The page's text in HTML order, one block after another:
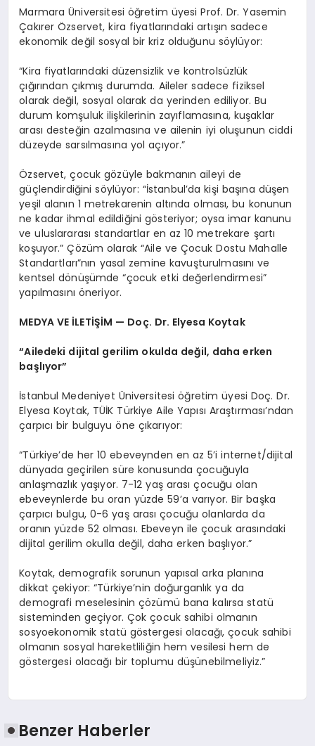
Marmara Üniversitesi öğretim üyesi Prof. Dr. Yasemin
Çakırer Özservet, kira fiyatlarındaki artışın sadece
ekonomik değil sosyal bir kriz olduğunu söylüyor:
“Kira fiyatlarındaki düzensizlik ve kontrolsüzlük
çığırından çıkmış durumda. Aileler sadece fiziksel
olarak değil, sosyal olarak da yerinden ediliyor. Bu
durum komşuluk ilişkilerinin zayıflamasına, kuşaklar
arası desteğin azalmasına ve ailenin iyi oluşunun ciddi
düzeyde sarsılmasına yol açıyor.”
Özservet, çocuk gözüyle bakmanın aileyi de
güçlendirdiğini söylüyor: “İstanbul’da kişi başına düşen
yeşil alanın 1 metrekarenin altında olması, bu konunun
ne kadar ihmal edildiğini gösteriyor; oysa imar kanunu
ve uluslararası standartlar en az 10 metrekare şartı
koşuyor.” Çözüm olarak “Aile ve Çocuk Dostu Mahalle
Standartları”nın yasal zemine kavuşturulmasını ve
kentsel dönüşümde “çocuk etki değerlendirmesi”
yapılmasını öneriyor.
MEDYA VE İLETİŞİM — Doç. Dr. Elyesa Koytak
“Ailedeki dijital gerilim okulda değil, daha erken
başlıyor”
İstanbul Medeniyet Üniversitesi öğretim üyesi Doç. Dr.
Elyesa Koytak, TÜİK Türkiye Aile Yapısı Araştırması’ndan
çarpıcı bir bulguyu öne çıkarıyor:
“Türkiye’de her 10 ebeveynden en az 5’i internet/dijital
dünyada geçirilen süre konusunda çocuğuyla
anlaşmazlık yaşıyor. 7-12 yaş arası çocuğu olan
ebeveynlerde bu oran yüzde 59’a varıyor. Bir başka
çarpıcı bulgu, 0-6 yaş arası çocuğu olanlarda da
oranın yüzde 52 olması. Ebeveyn ile çocuk arasındaki
dijital gerilim okulla değil, daha erken başlıyor.”
Koytak, demografik sorunun yapısal arka planına
dikkat çekiyor: “Türkiye’nin doğurganlık ya da
demografi meselesinin çözümü bana kalırsa statü
sisteminden geçiyor. Çok çocuk sahibi olmanın
sosyoekonomik statü göstergesi olacağı, çocuk sahibi
olmanın sosyal hareketliliğin hem vesilesi hem de
göstergesi olacağı bir toplumu düşünebilmeliyiz.”
Benzer Haberler